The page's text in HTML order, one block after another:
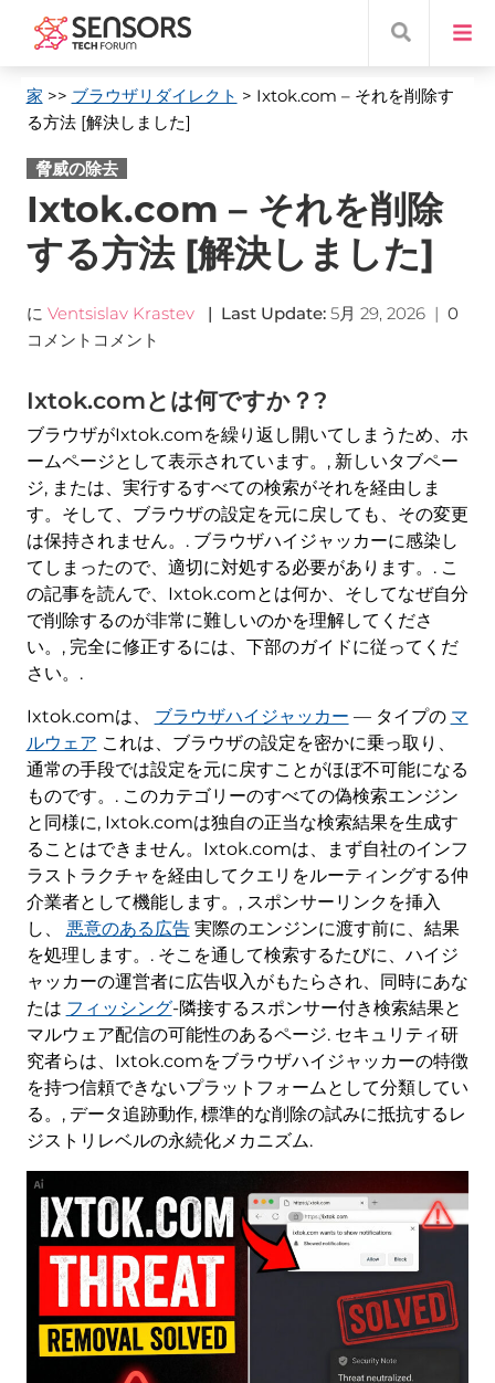
家 >> ブラウザリダイレクト > Ixtok.com – それを削除す
る方法 [解決しました]
脅威の除去
Ixtok.com – それを削除
する方法 [解決しました]
に Ventsislav Krastev | Last Update: 5月 29, 2026| 0
コメントコメント
Ixtok.comとは何ですか？?
ブラウザがIxtok.comを繰り返し開いてしまうため、ホ
ームページとして表示されています。, 新しいタブペー
ジ, または、実行するすべての検索がそれを経由しま
す。そして、ブラウザの設定を元に戻しても、その変更
は保持されません。. ブラウザハイジャッカーに感染し
てしまったので、適切に対処する必要があります。. こ
の記事を読んで、Ixtok.comとは何か、そしてなぜ自分
で削除するのが非常に難しいのかを理解してくださ
い。, 完全に修正するには、下部のガイドに従ってくだ
さい。.
Ixtok.comは、 ブラウザハイジャッカー — タイプの マ
ルウェア これは、ブラウザの設定を密かに乗っ取り、
通常の手段では設定を元に戻すことがほぼ不可能になる
ものです。. このカテゴリーのすべての偽検索エンジン
と同様に, Ixtok.comは独自の正当な検索結果を生成す
ることはできません。Ixtok.comは、まず自社のインフ
ラストラクチャを経由してクエリをルーティングする仲
介業者として機能します。, スポンサーリンクを挿入
し、 悪意のある広告実際のエンジンに渡す前に、結果
を処理します。. そこを通して検索するたびに、ハイジ
ャッカーの運営者に広告収入がもたらされ、同時にあな
たは フィッシング-隣接するスポンサー付き検索結果と
マルウェア配信の可能性のあるページ. セキュリティ研
究者らは、Ixtok.comをブラウザハイジャッカーの特徴
を持つ信頼できないプラットフォームとして分類してい
る。, データ追跡動作, 標準的な削除の試みに抵抗するレ
ジストリレベルの永続化メカニズム.